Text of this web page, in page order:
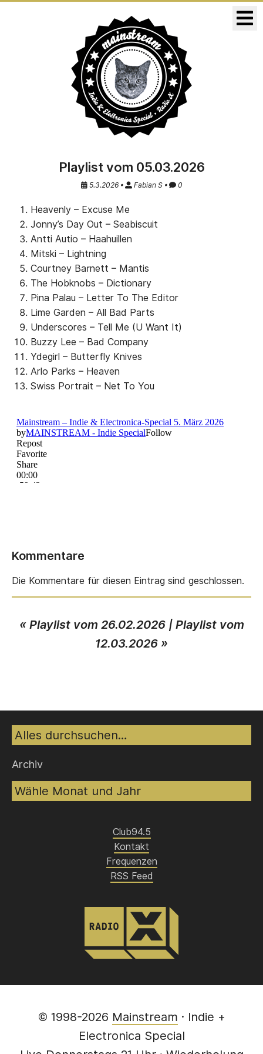
KONZERTE
RELEASES
Playlist vom 05.03.2026
5.3.2026 • Fabian S • 0
Heavenly – Excuse Me
Jonny’s Day Out – Seabiscuit
Antti Autio – Haahuillen
Mitski – Lightning
Courtney Barnett – Mantis
The Hobknobs – Dictionary
Pina Palau – Letter To The Editor
Lime Garden – All Bad Parts
Underscores – Tell Me (U Want It)
Buzzy Lee – Bad Company
Ydegirl – Butterfly Knives
Arlo Parks – Heaven
Swiss Portrait – Net To You
Kommentare
Die Kommentare für diesen Eintrag sind geschlossen.
« Playlist vom 26.02.2026| Playlist vom
12.03.2026 »
Suche
Archiv
Club94.5
Kontakt
Frequenzen
RSS Feed
© 1998-2026 Mainstream · Indie +
Electronica Special